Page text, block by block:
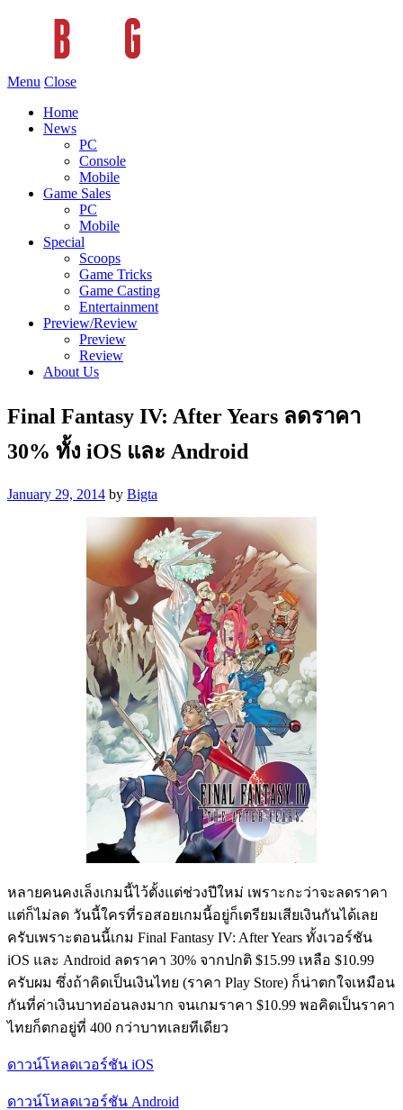
Menu Close
Home
News
PC
Console
Mobile
Game Sales
PC
Mobile
Special
Scoops
Game Tricks
Game Casting
Entertainment
Preview/Review
Preview
Review
About Us
Final Fantasy IV: After Years ลดราคา
30% ทั้ง iOS และ Android
January 29, 2014 by Bigta
หลายคนคงเล็งเกมนี้ไว้ตั้งแต่ช่วงปีใหม่ เพราะกะว่าจะลดราคา
แต่ก็ไม่ลด วันนี้ใครที่รอสอยเกมนี้อยู่ก็เตรียมเสียเงินกันได้เลย
ครับเพราะตอนนี้เกม Final Fantasy IV: After Years ทั้งเวอร์ชัน
iOS และ Android ลดราคา 30% จากปกติ $15.99 เหลือ $10.99
ครับผม ซึ่งถ้าคิดเป็นเงินไทย (ราคา Play Store) ก็น่าตกใจเหมือน
กันที่ค่าเงินบาทอ่อนลงมาก จนเกมราคา $10.99 พอคิดเป็นราคา
ไทยก็ตกอยู่ที่ 400 กว่าบาทเลยทีเดียว
ดาวน์โหลดเวอร์ชัน iOS
ดาวน์โหลดเวอร์ชัน Android